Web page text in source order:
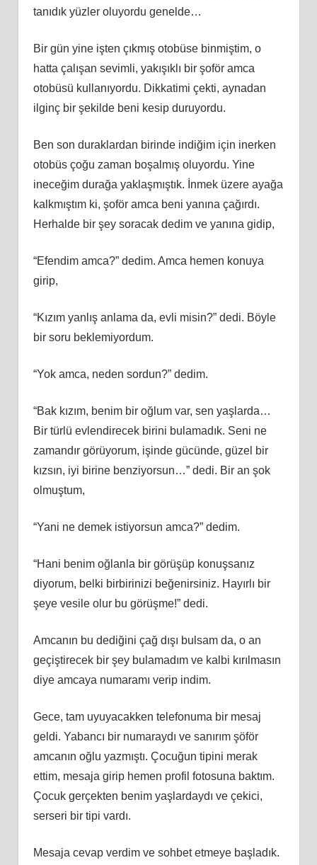
tanıdık yüzler oluyordu genelde…
Bir gün yine işten çıkmış otobüse binmiştim, o
hatta çalışan sevimli, yakışıklı bir şoför amca
otobüsü kullanıyordu. Dikkatimi çekti, aynadan
ilginç bir şekilde beni kesip duruyordu.
Ben son duraklardan birinde indiğim için inerken
otobüs çoğu zaman boşalmış oluyordu. Yine
ineceğim durağa yaklaşmıştık. İnmek üzere ayağa
kalkmıştım ki, şoför amca beni yanına çağırdı.
Herhalde bir şey soracak dedim ve yanına gidip,
“Efendim amca?” dedim. Amca hemen konuya
girip,
“Kızım yanlış anlama da, evli misin?” dedi. Böyle
bir soru beklemiyordum.
“Yok amca, neden sordun?” dedim.
“Bak kızım, benim bir oğlum var, sen yaşlarda…
Bir türlü evlendirecek birini bulamadık. Seni ne
zamandır görüyorum, işinde gücünde, güzel bir
kızsın, iyi birine benziyorsun…” dedi. Bir an şok
olmuştum,
“Yani ne demek istiyorsun amca?” dedim.
“Hani benim oğlanla bir görüşüp konuşsanız
diyorum, belki birbirinizi beğenirsiniz. Hayırlı bir
şeye vesile olur bu görüşme!” dedi.
Amcanın bu dediğini çağ dışı bulsam da, o an
geçiştirecek bir şey bulamadım ve kalbi kırılmasın
diye amcaya numaramı verip indim.
Gece, tam uyuyacakken telefonuma bir mesaj
geldi. Yabancı bir numaraydı ve sanırım şöför
amcanın oğlu yazmıştı. Çocuğun tipini merak
ettim, mesaja girip hemen profil fotosuna baktım.
Çocuk gerçekten benim yaşlardaydı ve çekici,
serseri bir tipi vardı.
Mesaja cevap verdim ve sohbet etmeye başladık.